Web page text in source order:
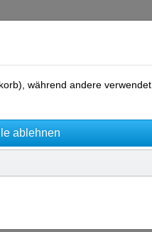
während andere verwendet